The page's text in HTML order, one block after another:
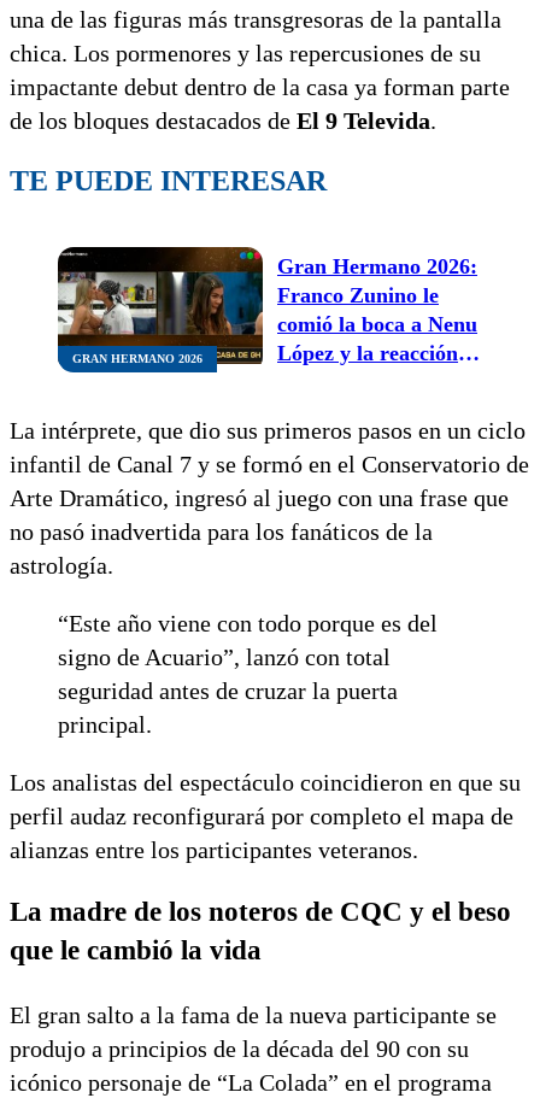
una de las figuras más transgresoras de la pantalla
chica. Los pormenores y las repercusiones de su
impactante debut dentro de la casa ya forman parte
de los bloques destacados de El 9 Televida.
TE PUEDE INTERESAR
GRAN HERMANO 2026
Gran Hermano 2026:
Franco Zunino le
comió la boca a Nenu
López y la reacción
viral
La intérprete, que dio sus primeros pasos en un ciclo
infantil de Canal 7 y se formó en el Conservatorio de
Arte Dramático, ingresó al juego con una frase que
no pasó inadvertida para los fanáticos de la
astrología.
“Este año viene con todo porque es del
signo de Acuario”, lanzó con total
seguridad antes de cruzar la puerta
principal.
Los analistas del espectáculo coincidieron en que su
perfil audaz reconfigurará por completo el mapa de
alianzas entre los participantes veteranos.
La madre de los noteros de CQC y el beso
que le cambió la vida
El gran salto a la fama de la nueva participante se
produjo a principios de la década del 90 con su
icónico personaje de “La Colada” en el programa